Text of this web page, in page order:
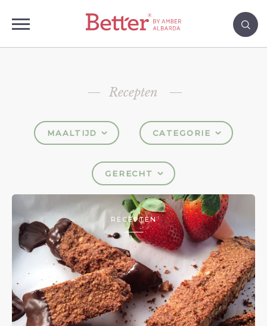
Recepten
MAALTIJD CATEGORIE
GERECHT
RECEPTEN